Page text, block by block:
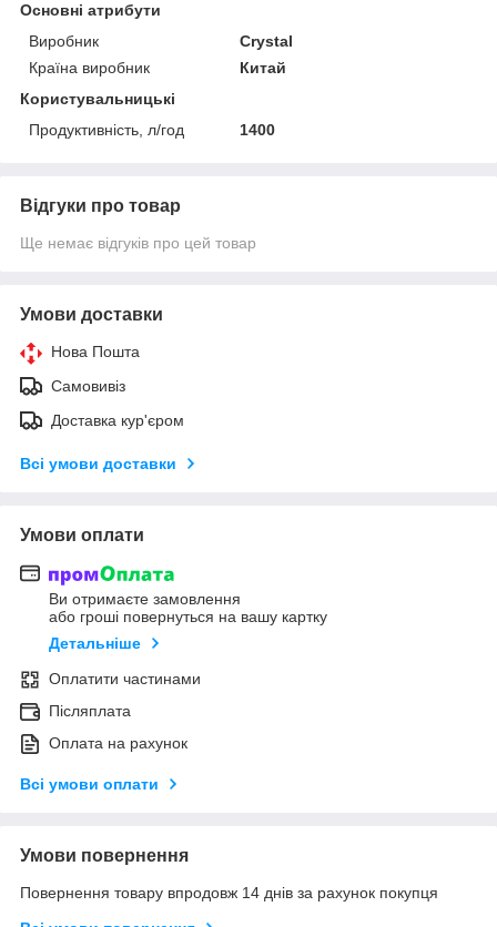
Основні атрибути
Виробник
Crystal
Країна виробник
Китай
Користувальницькі
Продуктивність, л/год
1400
Відгуки про товар
Ще немає відгуків про цей товар
Умови доставки
Нова Пошта
Самовивіз
Доставка кур'єром
Всі умови доставки
Умови оплати
Ви отримаєте замовлення
або гроші повернуться на вашу картку
Детальніше
Оплатити частинами
Післяплата
Оплата на рахунок
Всі умови оплати
Умови повернення
Повернення товару впродовж 14 днів за рахунок покупця